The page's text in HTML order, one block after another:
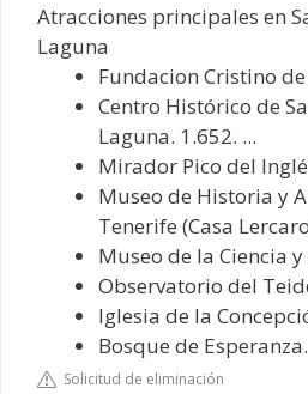
Atracciones principales en
Laguna
Fundacion Cristino de
Centro Histórico de
Laguna. 1.652. ...
Mirador Pico del
Museo de Historia y
Tenerife (Casa
Museo de la Ciencia y
Observatorio del
Iglesia de la
Bosque de Esperanza.
Solicitud de eliminación